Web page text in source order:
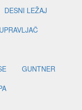
DESNI LEŽAJ
GUNTNER